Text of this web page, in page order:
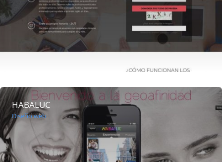
HABALUC
Diseño web